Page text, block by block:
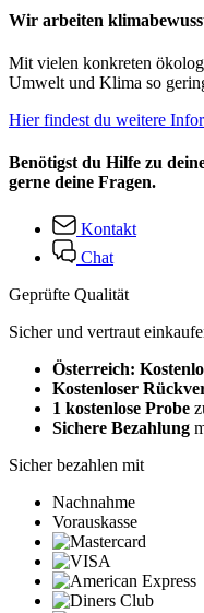
Wir arbeiten
Mit vielen konkreten
Umwelt und Klima so
Hier findest du weitere
Benötigst du Hilfe zu
gerne deine Fragen.
Kontakt
Chat
Geprüfte Qualität
Sicher und vertraut
Österreich:
Kostenloser
1 kostenlose Probe
Sichere Bezahlung
Sicher bezahlen mit
Nachnahme
Vorauskasse